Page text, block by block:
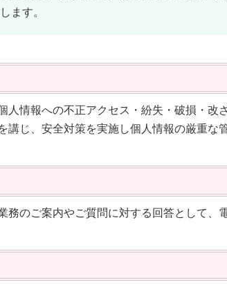
ます。
情報への不正アクセス・紛失・破損・改
じ、安全対策を実施し個人情報の厳重な
のご案内やご質問に対する回答として、